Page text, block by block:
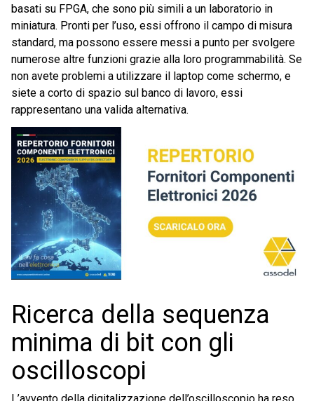
basati su FPGA, che sono più simili a un laboratorio in
miniatura. Pronti per l’uso, essi offrono il campo di misura
standard, ma possono essere messi a punto per svolgere
numerose altre funzioni grazie alla loro programmabilità. Se
non avete problemi a utilizzare il laptop come schermo, e
siete a corto di spazio sul banco di lavoro, essi
rappresentano una valida alternativa.
Ricerca della sequenza
minima di bit con gli
oscilloscopi
L’avvento della digitalizzazione dell’oscilloscopio ha reso